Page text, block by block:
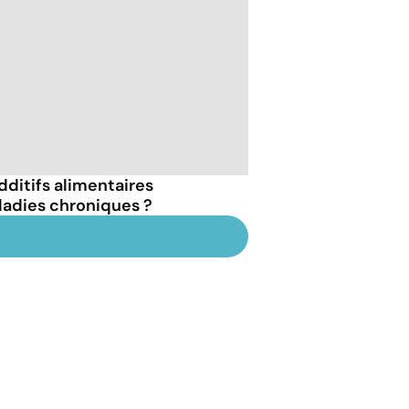
alimentaires
chroniques ?